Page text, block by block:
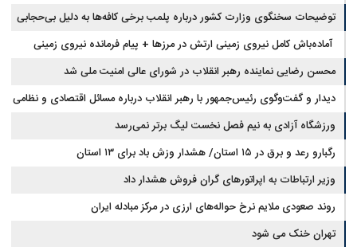
توضیحات سخنگوی وزارت کشور درباره پلمب برخی کافه‌ها به دلیل بی‌حجابی
آماده‌باش کامل نیروی زمینی ارتش در مرزها + پیام فرمانده نیروی زمینی
ارتش
محسن رضایی نماینده رهبر انقلاب در شورای عالی امنیت ملی شد
دیدار و گفت‌وگوی رئیس‌جمهور با رهبر انقلاب درباره مسائل اقتصادی و نظامی
کشور
ورزشگاه آزادی به نیم فصل نخست لیگ برتر نمی‌رسد
رگبارو رعد و برق در ۱۵ استان/ هشدار وزش باد برای ۱۳ استان‌
وزیر ارتباطات به اپراتورهای گران فروش هشدار داد
روند صعودی ملایم نرخ حواله‌های ارزی در مرکز مبادله ایران
تهران خنک می شود